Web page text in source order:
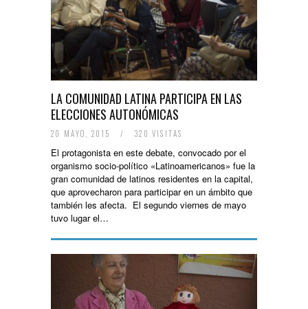
LA COMUNIDAD LATINA PARTICIPA EN LAS
ELECCIONES AUTONÓMICAS
20 MAYO, 2015 / 320 VISITAS
El protagonista en este debate, convocado por el
organismo socio-político «Latinoamericanos» fue la
gran comunidad de latinos residentes en la capital,
que aprovecharon para participar en un ámbito que
también les afecta. El segundo viernes de mayo
tuvo lugar el…